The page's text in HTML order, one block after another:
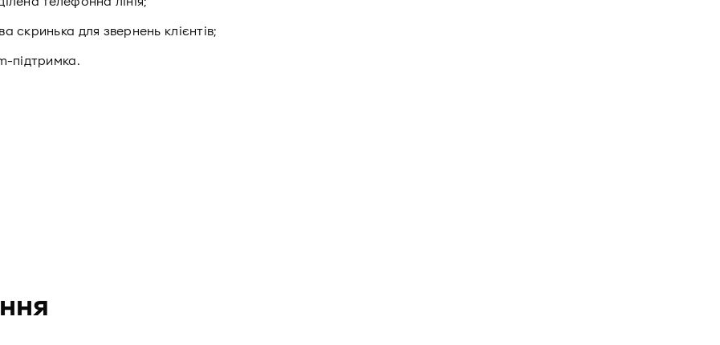
скринька для звернень клієнтів;
підтримка.